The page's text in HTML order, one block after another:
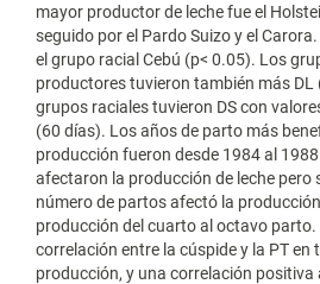
mayor productor de leche fue el
seguido por el Pardo Suizo y el
el grupo racial Cebú (p< 0.05). Los
productores tuvieron también más DL
grupos raciales tuvieron DS con
(60 días). Los años de parto más
producción fueron desde 1984 al
afectaron la producción de leche pero
número de partos afectó la
producción del cuarto al octavo parto.
correlación entre la cúspide y la PT en
producción, y una correlación